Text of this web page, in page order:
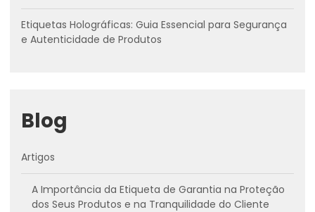
Etiquetas Holográficas: Guia Essencial para Segurança
e Autenticidade de Produtos
Blog
Artigos
A Importância da Etiqueta de Garantia na Proteção
dos Seus Produtos e na Tranquilidade do Cliente